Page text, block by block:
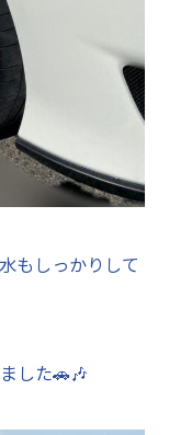
もしっかりして
した🚗🎶